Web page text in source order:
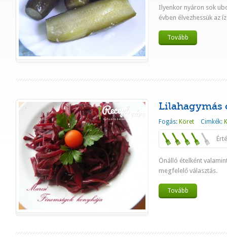
Ilyenkor nyáron sok
évben élvezhessük az
Tovább
Lilahagymás
Fogás: Köret Cimkék:
Önálló ételként
megfelelő választás.
Tovább